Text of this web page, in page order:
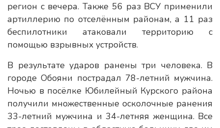
регион с вечера. Также 56 раз ВСУ применили
артиллерию по отселённым районам, а 11 раз
беспилотники атаковали территорию с
помощью взрывных устройств.
В результате ударов ранены три человека. В
городе Обояни пострадал 78-летний мужчина.
Ночью в посёлке Юбилейный Курского района
получили множественные осколочные ранения
33-летний мужчина и 34-летняя женщина. Все